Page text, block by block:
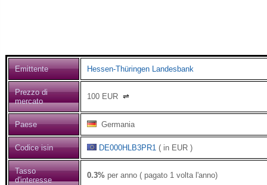
Emittente Hessen-Thüringen Landesbank
Prezzo di
mercato
100 EUR ⇌
Paese Germania
Codice isin DE000HLB3PR1 ( in EUR )
Tasso
d'interesse
0.3% per anno ( pagato 1 volta l'anno)